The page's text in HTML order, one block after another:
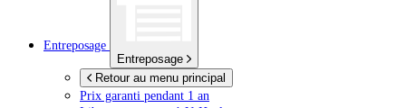
Entreposage
Entreposage
Retour au menu principal
Prix garanti pendant 1 an